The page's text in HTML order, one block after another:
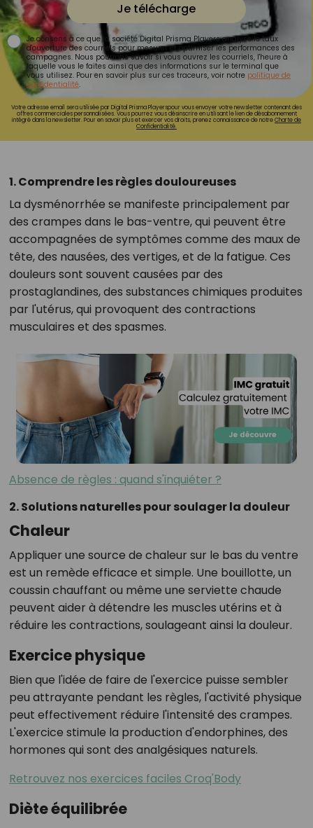
Je télécharge
Je consens à ce que la société Digital Prisma Players analyse le taux
d'ouverture des courriels pour mesurer et optimiser les performances des
campagnes. Nous pourrons savoir si vous ouvrez les courriels, l'heure à
laquelle vous le faites ainsi que des informations sur le terminal que
vous utilisez. Pour en savoir plus sur ces traceurs, voir notre politique de
confidentialité.
Votre adresse email sera utilisée par Digital Prisma Playerspour vous envoyer votre newsletter contenant des
offres commerciales personnalisées. Vous pourrez vous désinscrire en utilisant le lien de désabonnement
intégré dans la newsletter. Pour en savoir plus et exercer vos droits, prenez connaissance de notreCharte de
Confidentialité.
1. Comprendre les règles douloureuses
La dysménorrhée se manifeste principalement par
des crampes dans le bas-ventre, qui peuvent être
accompagnées de symptômes comme des maux de
tête, des nausées, des vertiges, et de la fatigue. Ces
douleurs sont souvent causées par des
prostaglandines, des substances chimiques produites
par l'utérus, qui provoquent des contractions
musculaires et des spasmes.
Absence de règles : quand s'inquiéter ?
2. Solutions naturelles pour soulager la douleur
Chaleur
Appliquer une source de chaleur sur le bas du ventre
est un remède efficace et simple. Une bouillotte, un
coussin chauffant ou même une serviette chaude
peuvent aider à détendre les muscles utérins et à
réduire les contractions, soulageant ainsi la douleur.
Exercice physique
Bien que l'idée de faire de l'exercice puisse sembler
peu attrayante pendant les règles, l'activité physique
peut effectivement réduire l'intensité des crampes.
L'exercice stimule la production d'endorphines, des
hormones qui sont des analgésiques naturels.
Retrouvez nos exercices faciles Croq'Body
Diète équilibrée